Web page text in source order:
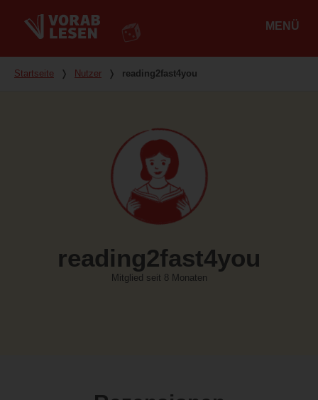
MENÜ
Du bist hier
Startseite ❭ Nutzer ❭ reading2fast4you
reading2fast4you
Mitglied seit 8 Monaten